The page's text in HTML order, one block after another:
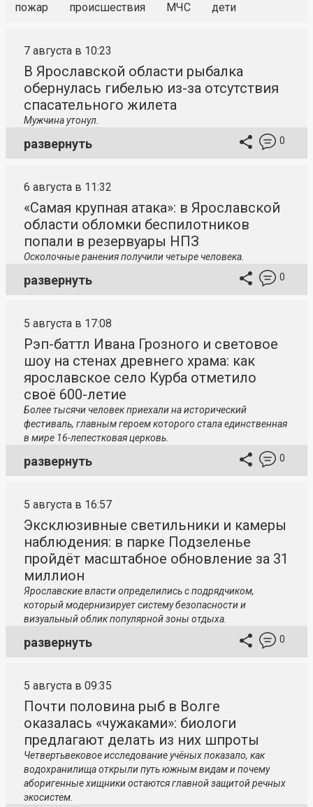
пожар происшествия МЧС дети
7 августа в 10:23
В Ярославской области рыбалка
обернулась гибелью из-за отсутствия
спасательного жилета
Мужчина утонул.
развернуть 0
6 августа в 11:32
«Самая крупная атака»: в Ярославской
области обломки беспилотников
попали в резервуары НПЗ
Осколочные ранения получили четыре человека.
развернуть 0
5 августа в 17:08
Рэп-баттл Ивана Грозного и световое
шоу на стенах древнего храма: как
ярославское село Курба отметило
своё 600-летие
Более тысячи человек приехали на исторический
фестиваль, главным героем которого стала единственная
в мире 16-лепестковая церковь.
развернуть 0
5 августа в 16:57
Эксклюзивные светильники и камеры
наблюдения: в парке Подзеленье
пройдёт масштабное обновление за 31
миллион
Ярославские власти определились с подрядчиком,
который модернизирует систему безопасности и
визуальный облик популярной зоны отдыха.
развернуть 0
5 августа в 09:35
Почти половина рыб в Волге
оказалась «чужаками»: биологи
предлагают делать из них шпроты
Четвертьвековое исследование учёных показало, как
водохранилища открыли путь южным видам и почему
аборигенные хищники остаются главной защитой речных
экосистем.